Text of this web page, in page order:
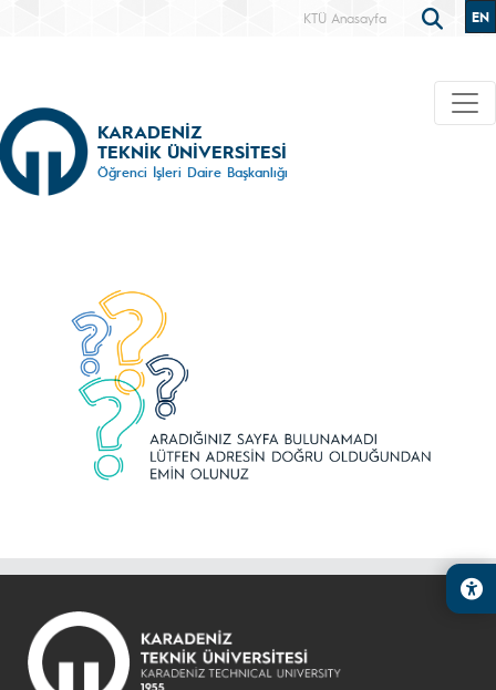
KTÜ Anasayfa EN
KARADENİZ
TEKNİK ÜNİVERSİTESİ
Öğrenci İşleri Daire Başkanlığı